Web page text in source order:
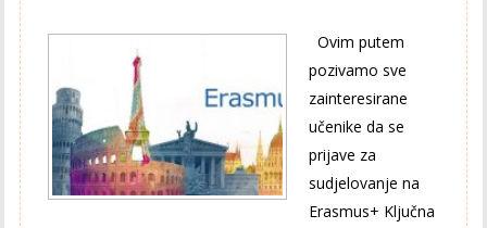
Ovim putem
pozivamo sve
zainteresirane
učenike da se
prijave za
sudjelovanje na
Erasmus+ Ključna